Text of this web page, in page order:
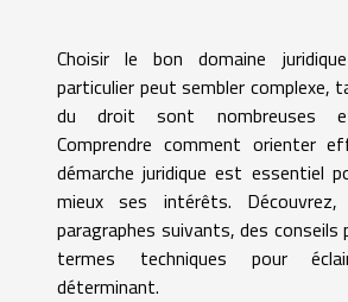
Choisir le bon domaine
particulier peut sembler complexe,
du droit sont nombreuses et
Comprendre comment orienter
démarche juridique est essentiel
mieux ses intérêts.
paragraphes suivants, des conseils
termes techniques pour
déterminant.